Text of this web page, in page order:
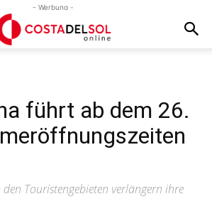
- Werbung -
führt ab dem 26.
Touristengebieten verlängern ihre